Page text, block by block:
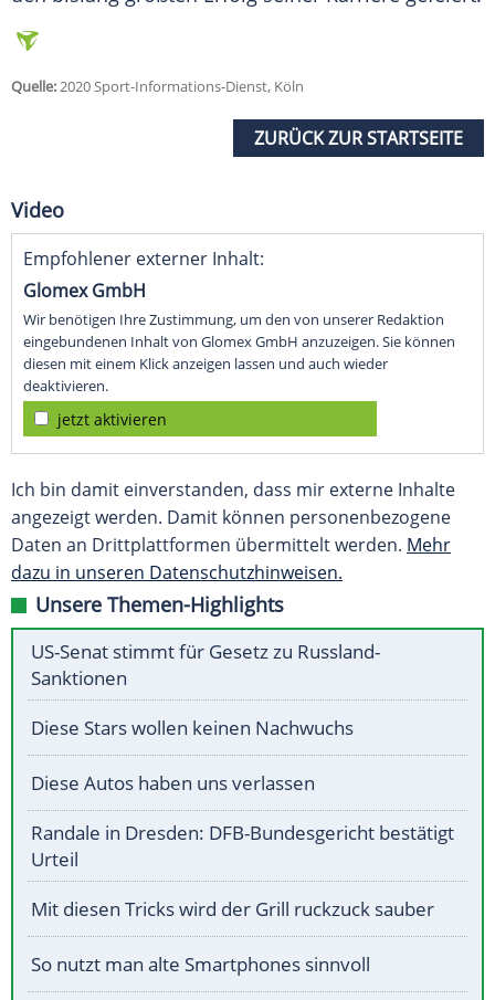
Quelle:2020 Sport-Informations-Dienst, Köln
ZURÜCK ZUR STARTSEITE
Video
Empfohlener externer Inhalt:
Glomex GmbH
Wir benötigen Ihre Zustimmung, um den von unserer Redaktion
eingebundenen Inhalt von Glomex GmbH anzuzeigen. Sie können
diesen mit einem Klick anzeigen lassen und auch wieder
deaktivieren.
jetzt aktivieren
Ich bin damit einverstanden, dass mir externe Inhalte
angezeigt werden. Damit können personenbezogene
Daten an Drittplattformen übermittelt werden. Mehr
dazu in unseren Datenschutzhinweisen.
Unsere Themen-Highlights
US-Senat stimmt für Gesetz zu Russland-
Sanktionen
Diese Stars wollen keinen Nachwuchs
Diese Autos haben uns verlassen
Randale in Dresden: DFB-Bundesgericht bestätigt
Urteil
Mit diesen Tricks wird der Grill ruckzuck sauber
So nutzt man alte Smartphones sinnvoll